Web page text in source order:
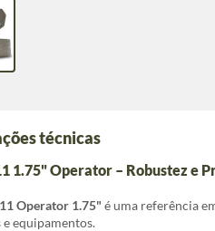
técnicas
1.75" Operator – Robustez e
Operator 1.75" é uma referência
equipamentos.